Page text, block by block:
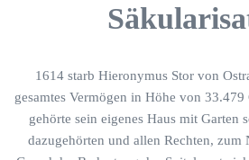
1614 starb Hieronymus Stor von
gesamtes Vermögen in Höhe von
gehörte sein eigenes Haus mit Garten
dazugehörten und allen Rechten, zum